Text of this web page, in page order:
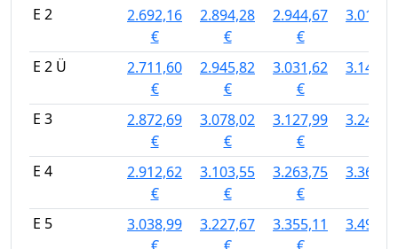
E 2
2.692,16
€
2.894,28
€
2.944,67
€
E 2 Ü
2.711,60
€
2.945,82
€
3.031,62
€
E 3
2.872,69
€
3.078,02
€
3.127,99
€
E 4
2.912,62
€
3.103,55
€
3.263,75
€
E 5
3.038,99
3.227,67
3.355,11